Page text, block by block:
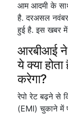
आम आदमी के साथ
है. दरअसल
हुई है. इस खबर
आरबीआई ने
ये क्या
करेगा?
रेपो रेट बढ़ने से
(EMI) चुकाने में